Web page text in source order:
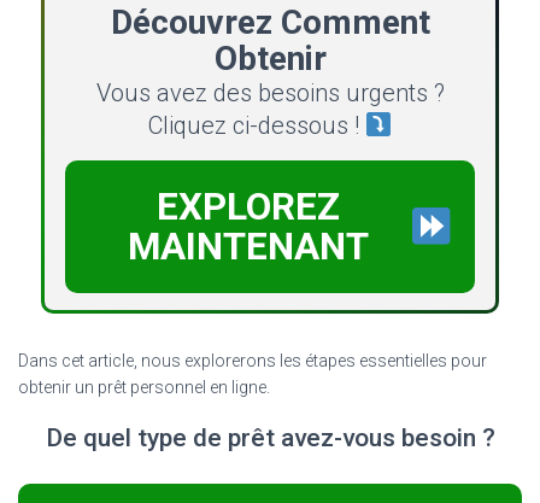
Découvrez Comment
Obtenir
Vous avez des besoins urgents ?
Cliquez ci-dessous !
EXPLOREZ
MAINTENANT
Dans cet article, nous explorerons les étapes essentielles pour
obtenir un prêt personnel en ligne.
De quel type de prêt avez-vous besoin ?